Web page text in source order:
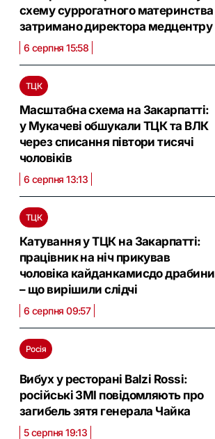
схему суррогатного материнства
затримано директора медцентру
6 серпня 15:58
ТЦК
Масштабна схема на Закарпатті:
у Мукачеві обшукали ТЦК та ВЛК
через списання півтори тисячі
чоловіків
6 серпня 13:13
ТЦК
Катування у ТЦК на Закарпатті:
працівник на ніч прикував
чоловіка кайданкамисдо драбини
– що вирішили слідчі
6 серпня 09:57
Росія
Вибух у ресторані Balzi Rossi:
російські ЗМІ повідомляють про
загибель зятя генерала Чайка
5 серпня 19:13